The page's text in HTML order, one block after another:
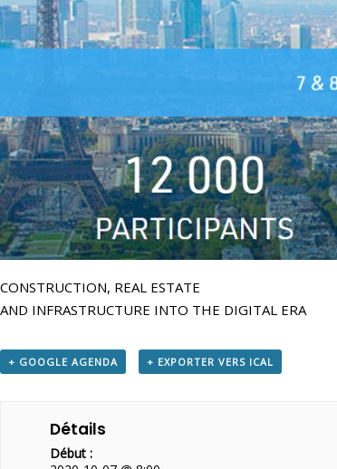
CONSTRUCTION, REAL ESTATE
AND INFRASTRUCTURE INTO THE DIGITAL ERA
+ GOOGLE AGENDA + EXPORTER VERS ICAL
Détails
Début :